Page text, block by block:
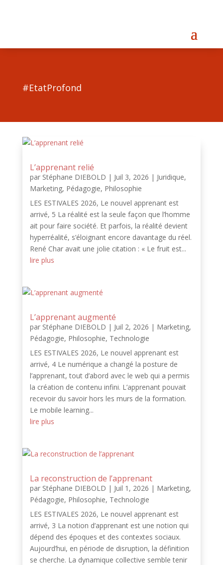
#EtatProfond
L’apprenant relié
par Stéphane DIEBOLD | Juil 3, 2026 | Juridique,
Marketing, Pédagogie, Philosophie
LES ESTIVALES 2026, Le nouvel apprenant est
arrivé, 5 La réalité est la seule façon que l’homme
ait pour faire société. Et parfois, la réalité devient
hyperréalité, s’éloignant encore davantage du réel.
René Char avait une jolie citation : « Le fruit est...
lire plus
L’apprenant augmenté
par Stéphane DIEBOLD | Juil 2, 2026 | Marketing,
Pédagogie, Philosophie, Technologie
LES ESTIVALES 2026, Le nouvel apprenant est
arrivé, 4 Le numérique a changé la posture de
l’apprenant, tout d’abord avec le web qui a permis
la création de contenu infini. L’apprenant pouvait
recevoir du savoir hors les murs de la formation.
Le mobile learning...
lire plus
La reconstruction de l’apprenant
par Stéphane DIEBOLD | Juil 1, 2026 | Marketing,
Pédagogie, Philosophie, Technologie
LES ESTIVALES 2026, Le nouvel apprenant est
arrivé, 3 La notion d’apprenant est une notion qui
dépend des époques et des contextes sociaux.
Aujourd’hui, en période de disruption, la définition
se cherche. La dynamique collective semble tenir